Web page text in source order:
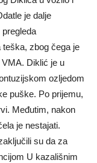
je dalje
teška, zbog čega je
Diklić je u
ozljedom
puške. Po prijemu,
Međutim, nakon
je nestajati.
su da za
U kazališnim